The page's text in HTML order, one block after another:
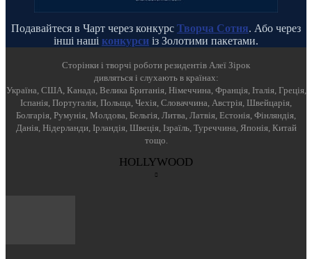
Подавайтеся в Чарт через конкурс Творча Сотня. Або через
інші наші конкурси із Золотими пакетами.
Cторінки і творчі роботи резидентів Алеї Зірок
дивляться і слухають в країнах:
Україна, США, Канада, Велика Британія, Німеччина, Франція, Італія, Греція,
Іспанія, Португалія, Польща, Чехія, Словаччина, Австрія, Швейцарія,
Болгарія, Румунія, Молдова, Бельгія, Литва, Латвія, Естонія, Фінляндія,
Данія, Нідерланди, Ірландія, Швеція, Ізраїль, Туреччина, Японія, Китай
тощо.
HOLLYWOOD